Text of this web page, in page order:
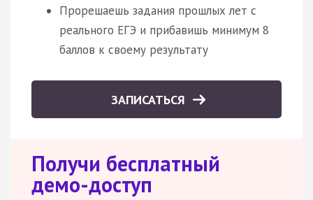
Прорешаешь задания прошлых лет с
реального ЕГЭ и прибавишь минимум 8
баллов к своему результату
ЗАПИСАТЬСЯ
Получи бесплатный
демо-доступ